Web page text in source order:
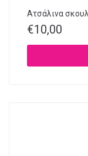
Ατσάλινα
€10,00